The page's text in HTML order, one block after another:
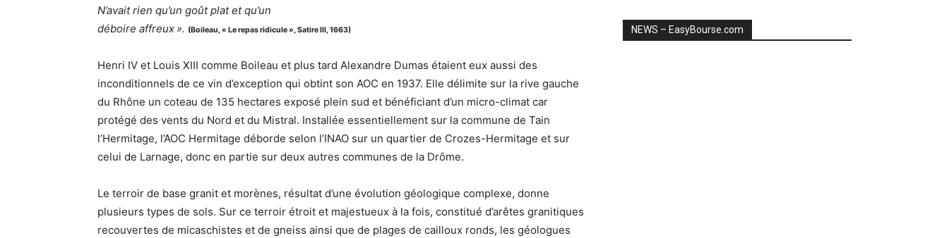
N’avait rien qu’un goût plat et qu’un
déboire affreux ». (Boileau, « Le repas ridicule », Satire III, 1663)
Henri IV et Louis XIII comme Boileau et plus tard Alexandre Dumas étaient eux aussi des
inconditionnels de ce vin d’exception qui obtint son AOC en 1937. Elle délimite sur la rive gauche
du Rhône un coteau de 135 hectares exposé plein sud et bénéficiant d’un micro-climat car
protégé des vents du Nord et du Mistral. Installée essentiellement sur la commune de Tain
l’Hermitage, l’AOC Hermitage déborde selon l’INAO sur un quartier de Crozes-Hermitage et sur
celui de Larnage, donc en partie sur deux autres communes de la Drôme.
Le terroir de base granit et morènes, résultat d’une évolution géologique complexe, donne
plusieurs types de sols. Sur ce terroir étroit et majestueux à la fois, constitué d’arêtes granitiques
recouvertes de micaschistes et de gneiss ainsi que de plages de cailloux ronds, les géologues
NEWS – EasyBourse.com